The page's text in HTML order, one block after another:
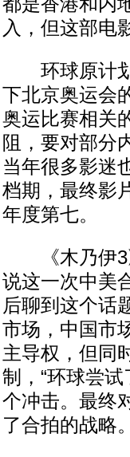
入，但这部电
环球原计划
下北京奥运会
奥运比赛相关
阻，要对部分
当年很多影迷
档期，最终影
年度第七。
《木乃伊3
说这一次中美
后聊到这个话
市场，中国市
主导权，但同
制，“环球尝
个冲击。最终
了合拍的战略